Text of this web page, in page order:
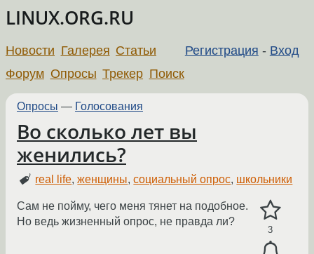
LINUX.ORG.RU
Регистрация - Вход
Новости Галерея Статьи
Форум Опросы Трекер Поиск
Опросы — Голосования
Во сколько лет вы
женились?
real life,женщины,социальный опрос, школьники
3
Сам не пойму, чего меня тянет на подобное.
Но ведь жизненный опрос, не правда ли?